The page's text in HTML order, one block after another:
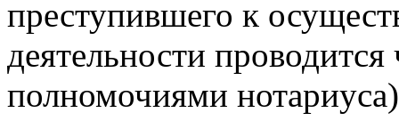
преступившего к
деятельности проводится
полномочиями